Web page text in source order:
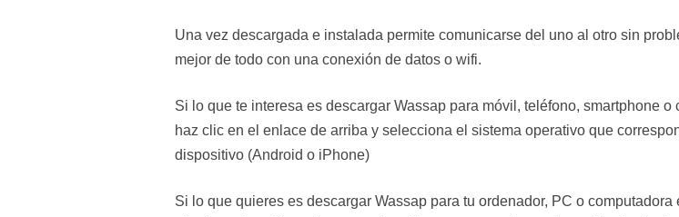
Una vez descargada e instalada permite comunicarse del uno al otro sin
mejor de todo con una conexión de datos o wifi.
Si lo que te interesa es descargar Wassap para móvil, teléfono, smartphone o
haz clic en el enlace de arriba y selecciona el sistema operativo que
dispositivo (Android o iPhone)
Si lo que quieres es descargar Wassap para tu ordenador, PC o computadora